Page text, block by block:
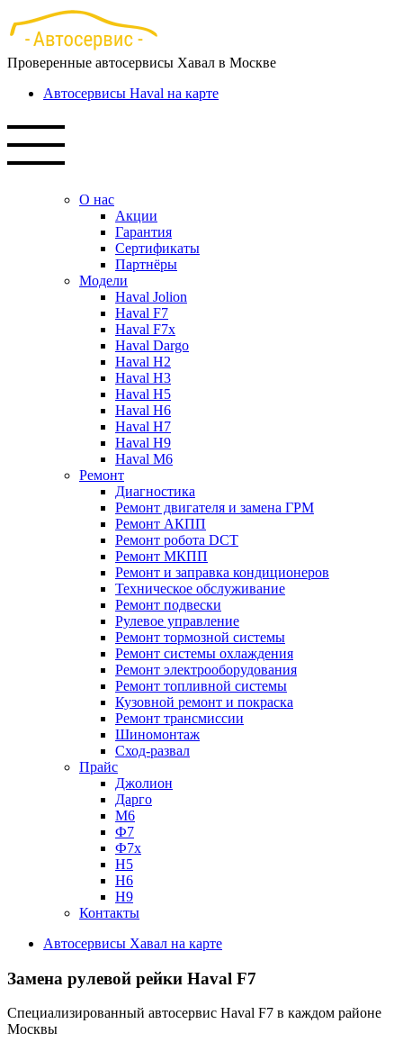
Перейти
к
основному
содержанию
Проверенные автосервисы Хавал в Москве
Автосервисы Haval на карте
О нас
Акции
Гарантия
Сертификаты
Партнёры
Модели
Haval Jolion
Haval F7
Haval F7x
Haval Dargo
Haval H2
Haval H3
Haval H5
Haval H6
Haval H7
Haval H9
Haval M6
Ремонт
Диагностика
Ремонт двигателя и замена ГРМ
Ремонт АКПП
Ремонт робота DCT
Ремонт МКПП
Ремонт и заправка кондиционеров
Техническое обслуживание
Ремонт подвески
Рулевое управление
Ремонт тормозной системы
Ремонт системы охлаждения
Ремонт электрооборудования
Ремонт топливной системы
Кузовной ремонт и покраска
Ремонт трансмиссии
Шиномонтаж
Сход-развал
Прайс
Джолион
Дарго
М6
Ф7
Ф7х
Н5
Н6
Н9
Контакты
Автосервисы Хавал на карте
Замена рулевой рейки Haval F7
Специализированный автосервис Haval F7 в каждом районе
Москвы